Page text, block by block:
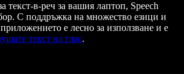
текст-в-реч за вашия лаптоп, Speech
С поддръжка на множество езици и
е лесно за използване и е
текст на глас.